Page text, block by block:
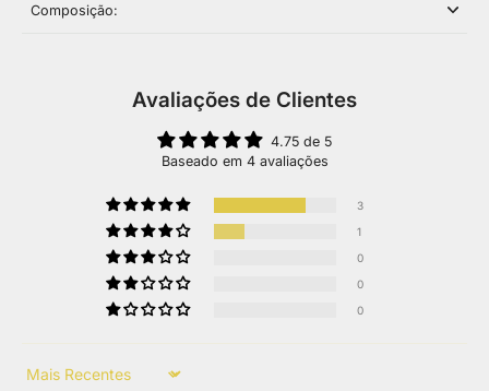
Composição:
Avaliações de Clientes
4.75 de 5
Baseado em 4 avaliações
3
1
0
0
0
Sort by